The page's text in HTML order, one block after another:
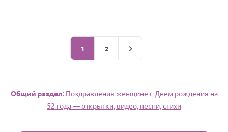
1 2
Общий раздел: Поздравления женщине c Днем рождения на
52 года — открытки, видео, песни, стихи